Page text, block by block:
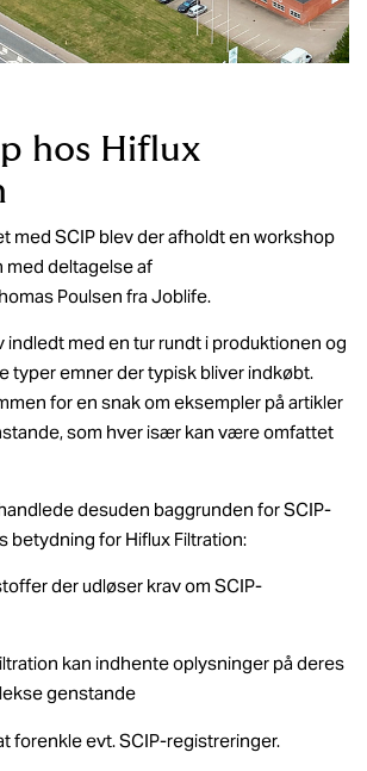
hos Hiflux
med SCIP blev der afholdt en workshop
med deltagelse af
Poulsen fra Joblife.
indledt med en tur rundt i produktionen og
typer emner der typisk bliver indkøbt.
for en snak om eksempler på artikler
som hver især kan være omfattet
desuden baggrunden for SCIP-
betydning for Hiflux Filtration:
der udløser krav om SCIP-
kan indhente oplysninger på deres
genstande
forenkle evt. SCIP-registreringer.